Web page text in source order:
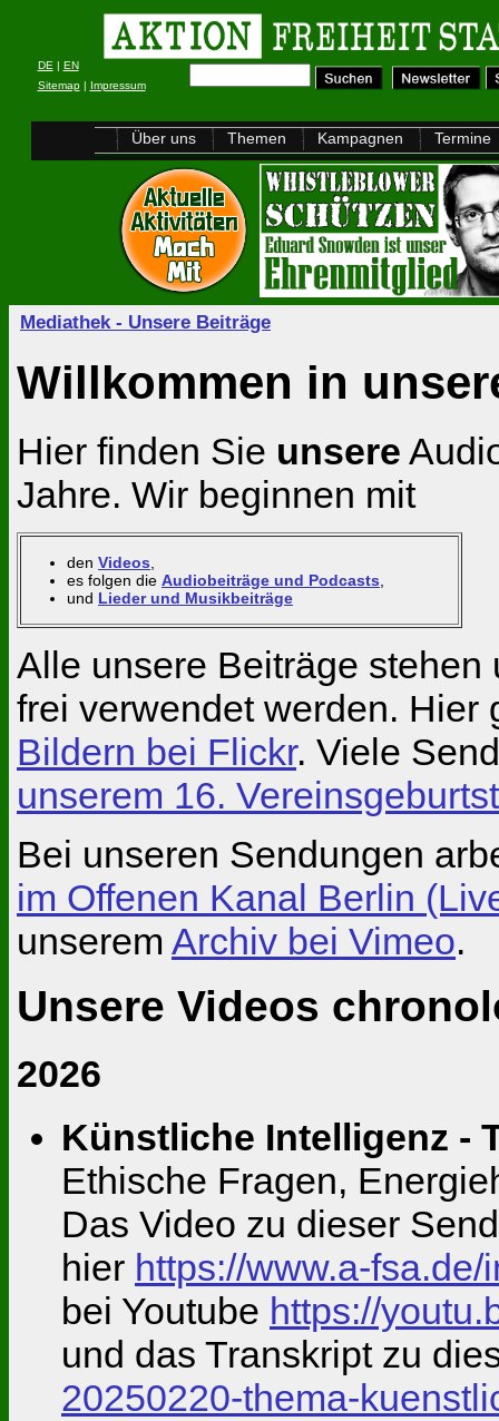
DE | EN
Sitemap| Impressum
Über uns Themen Kampagnen Termine
Mediathek - Unsere Beiträge
Willkommen in
Hier finden Sie unsere
Jahre. Wir beginnen mit
den Videos
es folgen die Audiobeiträge und Podcasts
und Lieder und Musikbeiträge
Alle unsere Beiträge
frei verwendet werden.
Bildern bei Flickr. Viele
unserem 16.
Bei unseren Sendungen
im Offenen Kanal Berlin
unserem Archiv bei Vimeo.
Unsere Videos
2026
Künstliche Intelligenz -
Ethische Fragen,
Das Video zu dieser
hier https://www.a-
bei Youtube https://
und das Transkript zu
20250220-thema-